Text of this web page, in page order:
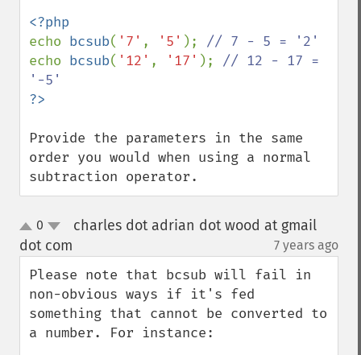
echo bcsub( '7' , '5' );
echo bcsub( '12' , '17' ); // 12 - 17 =
Provide the parameters in the same
order you would when using a normal
subtraction operator.
up
down
0
charles dot adrian dot wood at gmail
dot com
7 years ago
Please note that bcsub will fail in
non-obvious ways if it's fed
something that cannot be converted to
a number. For instance: